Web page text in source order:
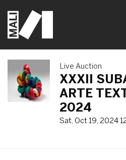
Live Auction
XXXII
ARTE
2024
Sat, Oct 19, 2024